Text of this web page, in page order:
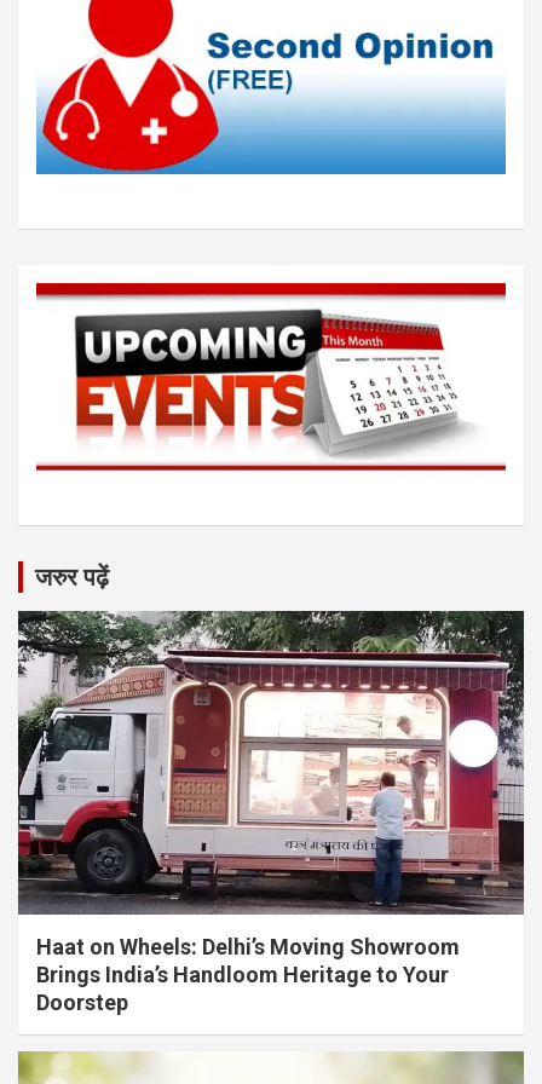
जरुर पढ़ें
Haat on Wheels: Delhi’s Moving Showroom
Brings India’s Handloom Heritage to Your
Doorstep